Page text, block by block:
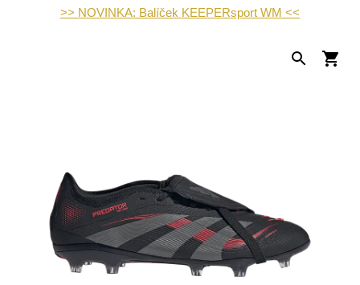
>> NOVINKA: Balíček KEEPERsport WM <<